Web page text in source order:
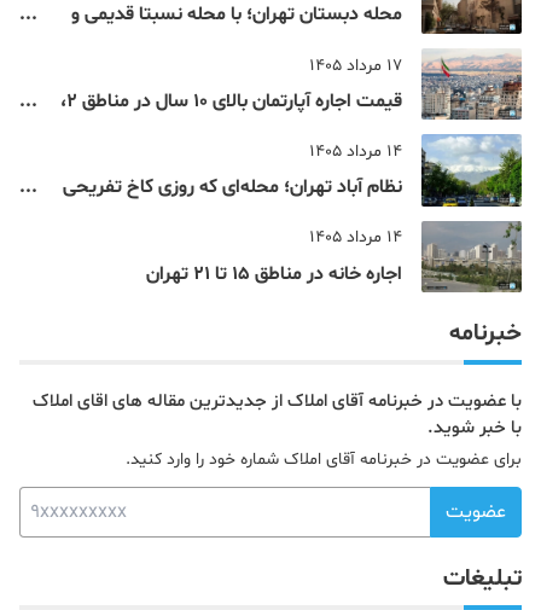
محله دبستان تهران؛ با محله نسبتا قدیمی و
17 مرداد 1405
قیمت اجاره آپارتمان بالای 10 سال در مناطق 2،
14 مرداد 1405
نظام‌ آباد تهران؛ محله‌ای که روزی کاخ تفریحی
14 مرداد 1405
اجاره خانه در مناطق 15 تا 21 تهران
خبرنامه
با عضویت در خبرنامه آقای املاک از جدیدترین مقاله های اقای املاک
با خبر شوید.
برای عضویت در خبرنامه آقای املاک شماره خود را وارد کنید.
عضویت
تبلیغات